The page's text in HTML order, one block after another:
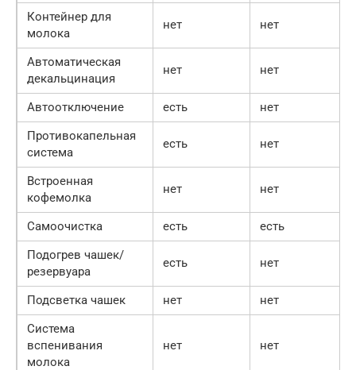
Контейнер для
молока
нет нет
Автоматическая
декальцинация
нет нет
Автоотключение есть
нет
Противокапельная
система
есть нет
Встроенная
кофемолка
нет нет
Самоочистка есть
есть
Подогрев чашек/
резервуара
есть нет
Подсветка чашек нет
нет
Система
вспенивания
молока
нет нет